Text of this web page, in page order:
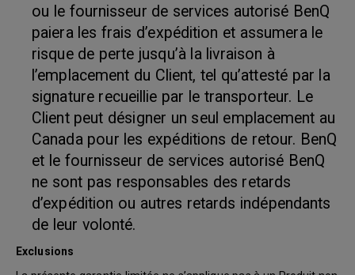
ou le fournisseur de services autorisé BenQ
paiera les frais d’expédition et assumera le
risque de perte jusqu’à la livraison à
l’emplacement du Client, tel qu’attesté par la
signature recueillie par le transporteur. Le
Client peut désigner un seul emplacement au
Canada pour les expéditions de retour. BenQ
et le fournisseur de services autorisé BenQ
ne sont pas responsables des retards
d’expédition ou autres retards indépendants
de leur volonté.
Exclusions